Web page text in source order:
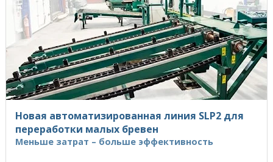
Новая автоматизированная линия SLP2 для
переработки малых бревен
Меньше затрат – больше эффективность